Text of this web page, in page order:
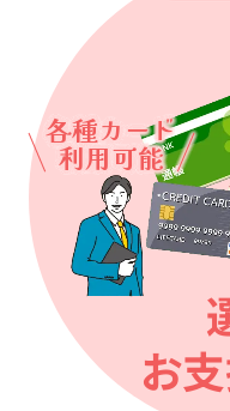
お
各種カード
利用可能